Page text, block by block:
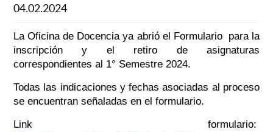
04.02.2024
La Oficina de Docencia ya abrió el Formulario para la
inscripción y el retiro de asignaturas
correspondientes al 1° Semestre 2024.
Todas las indicaciones y fechas asociadas al proceso
se encuentran señaladas en el formulario.
Link formulario: